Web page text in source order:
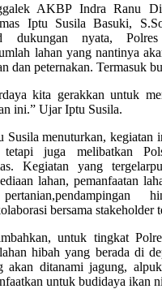
AKBP Indra Ranu
Iptu Susila Basuki,
dukungan nyata,
lahan yang nantinya
dan peternakan. Termasuk
kita gerakkan untuk
ini.” Ujar Iptu Susila.
Susila menuturkan, kegiatan
juga melibatkan
Kegiatan yang
lahan, pemanfaatan
bersama stakeholder
untuk tingkat
hibah yang berada di
akan ditanami jagung,
untuk budidaya ikan